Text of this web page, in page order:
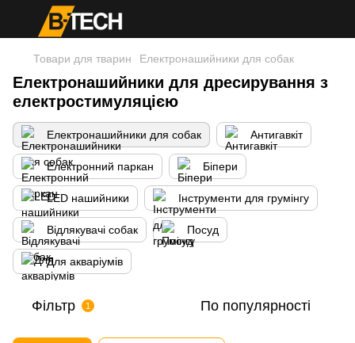
Товари для тварин Електронашийники для собак
Електронашийники для дресирування з
електростимуляцією
Електронашийники для собак Антигавкіт
Електронний паркан Біпери
LED нашийники Інструменти для грумінгу
Відлякувачі собак Посуд
Для акваріумів
Фільтр 1 По популярності